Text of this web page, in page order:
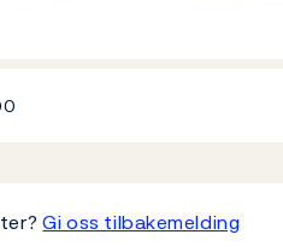
Gi oss tilbakemelding